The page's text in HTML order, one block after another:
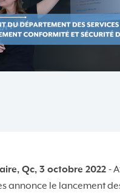
Qc, 3 octobre 2022 -
annonce le lancement